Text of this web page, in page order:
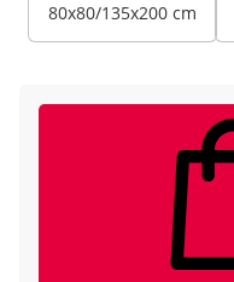
80x80/135x200 cm